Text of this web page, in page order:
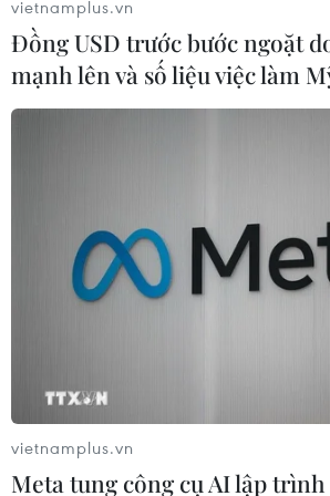
Trung Quốc, EU kêu gọi
Palestine ngăn chặn bạo lực
30/01/2023 00:33
thẳng sau các vụ việc liên tiếp khiến
của cả hai bên thiệt mạng.
vietnamplus.vn
Đồng USD trước bước ngoặt
mạnh lên và số liệu việc làm
vietnamplus.vn
Meta tung công cụ AI lập